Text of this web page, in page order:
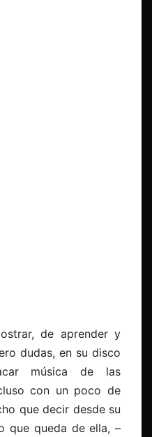
de aprender y
dudas, en su disco
música de las
con un poco de
que decir desde su
que queda de ella, –